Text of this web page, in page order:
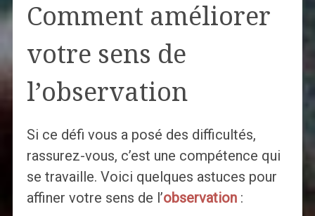
Comment améliorer
votre sens de
l’observation
Si ce défi vous a posé des difficultés,
rassurez-vous, c’est une compétence qui
se travaille. Voici quelques astuces pour
affiner votre sens de l’observation: